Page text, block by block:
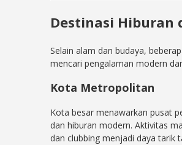
Destinasi Hiburan
Selain alam dan budaya,
mencari pengalaman modern
Kota Metropolitan
Kota besar menawarkan pusat
dan hiburan modern. Aktivitas
dan clubbing menjadi daya tarik